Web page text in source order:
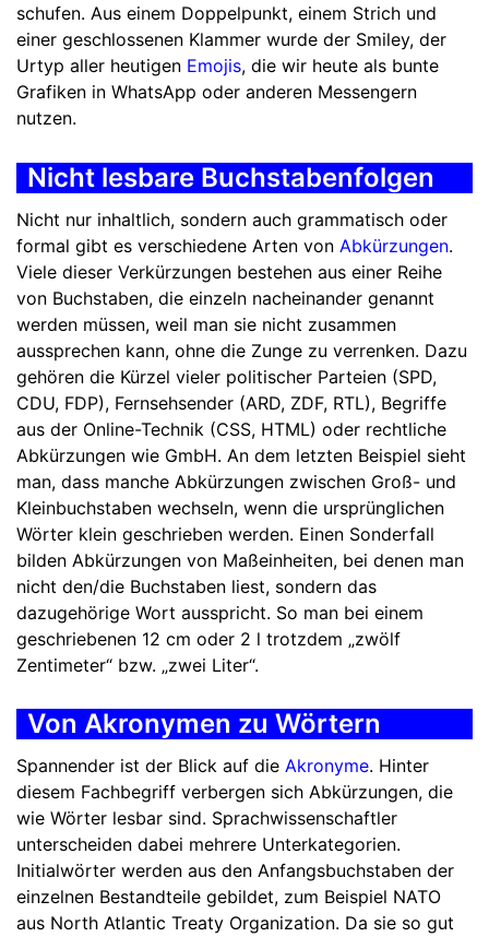
schufen. Aus einem Doppelpunkt, einem Strich und
einer geschlossenen Klammer wurde der Smiley, der
Urtyp aller heutigen Emojis, die wir heute als bunte
Grafiken in WhatsApp oder anderen Messengern
nutzen.
Nicht lesbare Buchstabenfolgen
Nicht nur inhaltlich, sondern auch grammatisch oder
formal gibt es verschiedene Arten von Abkürzungen.
Viele dieser Verkürzungen bestehen aus einer Reihe
von Buchstaben, die einzeln nacheinander genannt
werden müssen, weil man sie nicht zusammen
aussprechen kann, ohne die Zunge zu verrenken. Dazu
gehören die Kürzel vieler politischer Parteien (SPD,
CDU, FDP), Fernsehsender (ARD, ZDF, RTL), Begriffe
aus der Online-Technik (CSS, HTML) oder rechtliche
Abkürzungen wie GmbH. An dem letzten Beispiel sieht
man, dass manche Abkürzungen zwischen Groß- und
Kleinbuchstaben wechseln, wenn die ursprünglichen
Wörter klein geschrieben werden. Einen Sonderfall
bilden Abkürzungen von Maßeinheiten, bei denen man
nicht den/die Buchstaben liest, sondern das
dazugehörige Wort ausspricht. So man bei einem
geschriebenen 12 cm oder 2 l trotzdem „zwölf
Zentimeter“ bzw. „zwei Liter“.
Von Akronymen zu Wörtern
Spannender ist der Blick auf die Akronyme. Hinter
diesem Fachbegriff verbergen sich Abkürzungen, die
wie Wörter lesbar sind. Sprachwissenschaftler
unterscheiden dabei mehrere Unterkategorien.
Initialwörter werden aus den Anfangsbuchstaben der
einzelnen Bestandteile gebildet, zum Beispiel NATO
aus North Atlantic Treaty Organization. Da sie so gut